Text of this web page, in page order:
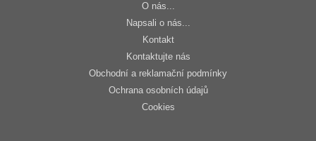
O nás...
Napsali o nás...
Kontakt
Kontaktujte nás
Obchodní a reklamační podmínky
Ochrana osobních údajů
Cookies